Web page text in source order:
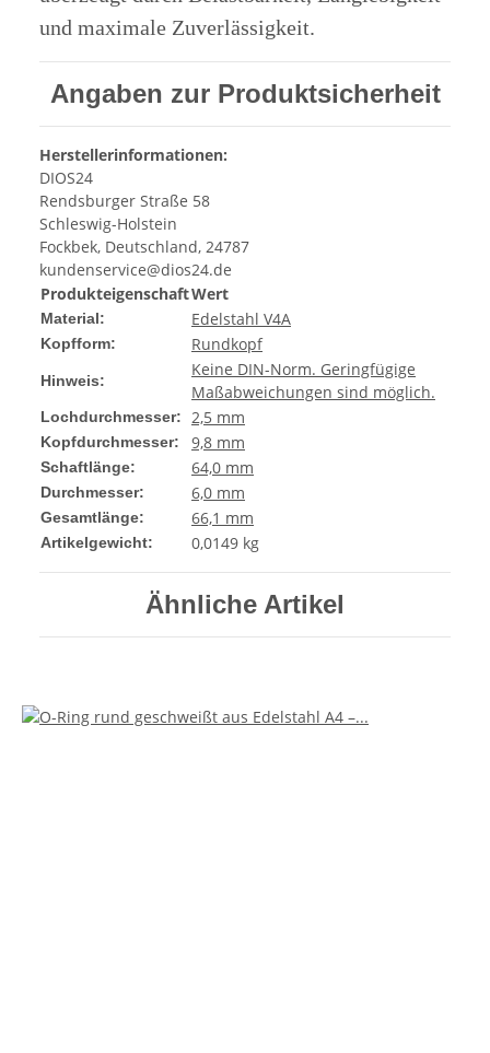
und maximale Zuverlässigkeit.
Angaben zur Produktsicherheit
Herstellerinformationen:
DIOS24
Rendsburger Straße 58
Schleswig-Holstein
Fockbek, Deutschland, 24787
kundenservice@dios24.de
ProdukteigenschaftWert
Material: Edelstahl V4A
Kopfform: Rundkopf
Hinweis:
Keine DIN-Norm. Geringfügige
Maßabweichungen sind möglich.
Lochdurchmesser: 2,5 mm
Kopfdurchmesser: 9,8 mm
Schaftlänge: 64,0 mm
Durchmesser: 6,0 mm
Gesamtlänge: 66,1 mm
Artikelgewicht: 0,0149 kg
Ähnliche Artikel